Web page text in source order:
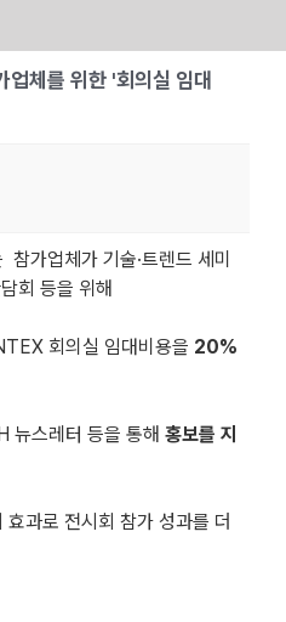
체를 위한 '회의실 임대
가업체가 기술·트렌드 세미
회 등을 위해
회의실 임대비용을 20%
뉴스레터 등을 통해 홍보를 지
과로 전시회 참가 성과를 더